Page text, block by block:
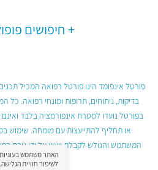
חיפושים
פורטל אינפומד הינו פורטל רפואה המכיל
בדיקות, ניתוחים, תרופות ומונחי רפואה. כל
בפורטל נועדו למטרת אינפורמציה בלבד
או תחליף להתייעצות עם מומחה. שימוש
המשתמש והגולש לקבלת ייעוץ על ידי גורם
בפורטל.
לשיפור חוויית הגלישה.